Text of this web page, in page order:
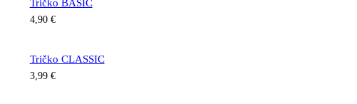
Tričko BASIC
4,90 €
Tričko CLASSIC
3,99 €